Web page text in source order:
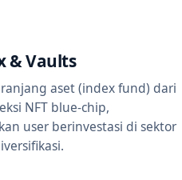
& Vaults
aset (index fund) dari
NFT blue-chip,
user berinvestasi di sektor